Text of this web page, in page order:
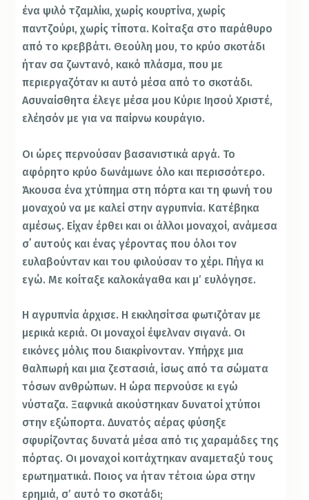
ένα ψιλό τζαμλίκι, χωρίς κουρτίνα, χωρίς
παντζούρι, χωρίς τίποτα. Κοίταξα στο παράθυρο
από το κρεββάτι. Θεούλη μου, το κρύο σκοτάδι
ήταν σα ζωντανό, κακό πλάσμα, που με
περιεργαζόταν κι αυτό μέσα από το σκοτάδι.
Ασυναίσθητα έλεγε μέσα μου Κύριε Ιησού Χριστέ,
ελέησόν με για να παίρνω κουράγιο.
Οι ώρες περνούσαν βασανιστικά αργά. Το
αφόρητο κρύο δωνάμωνε όλο και περισσότερο.
Άκουσα ένα χτύπημα στη πόρτα και τη φωνή του
μοναχού να με καλεί στην αγρυπνία. Κατέβηκα
αμέσως. Είχαν έρθει και οι άλλοι μοναχοί, ανάμεσα
σ΄ αυτούς και ένας γέροντας που όλοι τον
ευλαβούνταν και του φιλούσαν το χέρι. Πήγα κι
εγώ. Με κοίταξε καλοκάγαθα και μ’ ευλόγησε.
Η αγρυπνία άρχισε. Η εκκλησίτσα φωτιζόταν με
μερικά κεριά. Οι μοναχοί έψελναν σιγανά. Οι
εικόνες μόλις που διακρίνονταν. Υπήρχε μια
θαλπωρή και μια ζεστασιά, ίσως από τα σώματα
τόσων ανθρώπων. Η ώρα περνούσε κι εγώ
νύσταζα. Ξαφνικά ακούστηκαν δυνατοί χτύποι
στην εξώπορτα. Δυνατός αέρας φύσηξε
σφυρίζοντας δυνατά μέσα από τις χαραμάδες της
πόρτας. Οι μοναχοί κοιτάχτηκαν αναμεταξύ τους
ερωτηματικά. Ποιος να ήταν τέτοια ώρα στην
ερημιά, σ’ αυτό το σκοτάδι;